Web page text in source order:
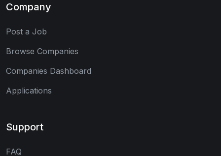
Company
Post a Job
Browse Companies
Companies Dashboard
Applications
Support
FAQ